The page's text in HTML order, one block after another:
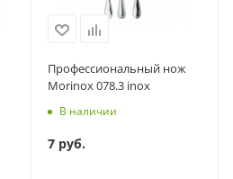
Профессиональный нож
Morinox 078.3 inox
В наличии
7руб.